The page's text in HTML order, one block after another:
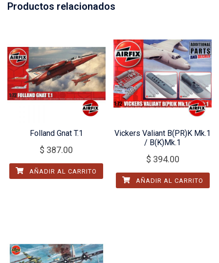
Productos relacionados
Folland Gnat T.1
$ 387.00
AÑADIR AL CARRITO
Vickers Valiant B(PR)K Mk.1
/ B(K)Mk.1
$ 394.00
AÑADIR AL CARRITO